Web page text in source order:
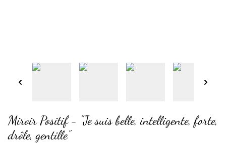
Miroir Positif - "Je suis belle, intelligente, forte,
drôle, gentille”